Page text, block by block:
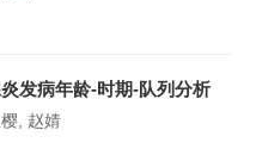
发病年龄-时期-队列分析
, 赵婧